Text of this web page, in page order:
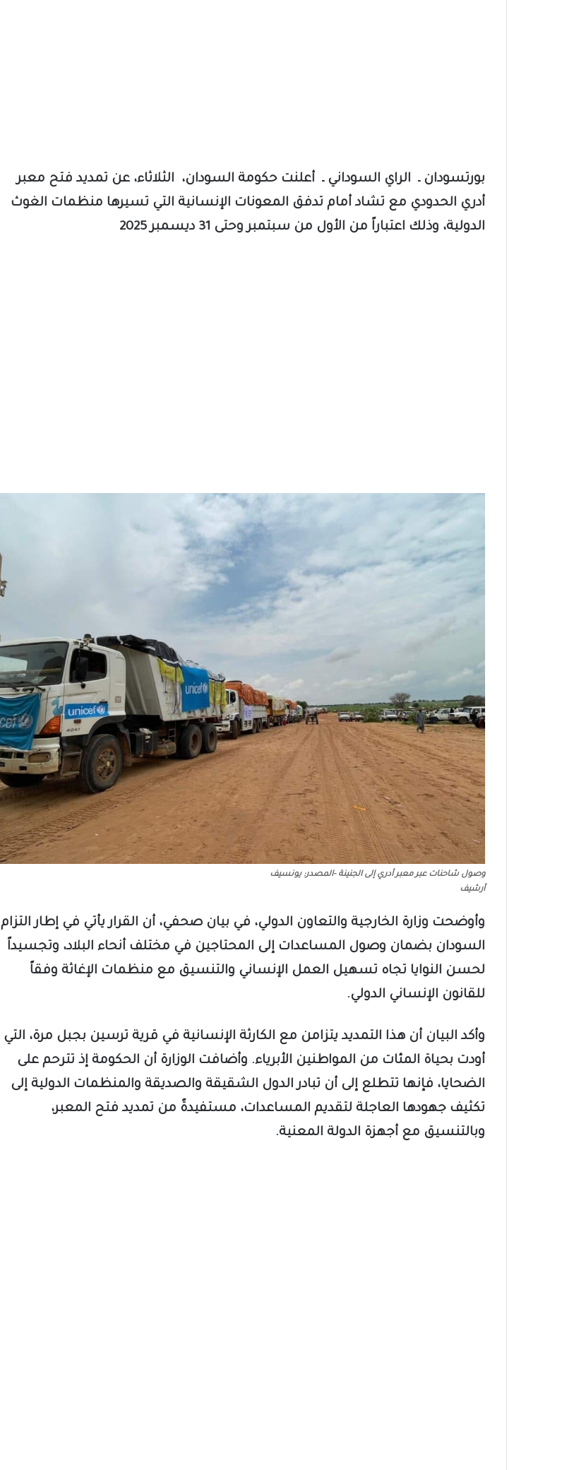
بورتسودان ـ الراي السوداني ـ أعلنت حكومة السودان، الثلاثاء، عن تمديد فتح معبر
أدري الحدودي مع تشاد أمام تدفق المعونات الإنسانية التي تسيرها منظمات الغوث
الدولية، وذلك اعتباراً من الأول من سبتمبر وحتى 31 ديسمبر 2025
وصول شاحنات عبر معبر أدري إلى الجنينة -المصدر: يونسيف
أرشيف
وأوضحت وزارة الخارجية والتعاون الدولي، في بيان صحفي، أن القرار يأتي في إطار التزام
السودان بضمان وصول المساعدات إلى المحتاجين في مختلف أنحاء البلاد، وتجسيداً
لحسن النوايا تجاه تسهيل العمل الإنساني والتنسيق مع منظمات الإغاثة وفقاً
للقانون الإنساني الدولي.
وأكد البيان أن هذا التمديد يتزامن مع الكارثة الإنسانية في قرية ترسين بجبل مرة، التي
أودت بحياة المئات من المواطنين الأبرياء. وأضافت الوزارة أن الحكومة إذ تترحم على
الضحايا، فإنها تتطلع إلى أن تبادر الدول الشقيقة والصديقة والمنظمات الدولية إلى
تكثيف جهودها العاجلة لتقديم المساعدات، مستفيدةً من تمديد فتح المعبر،
وبالتنسيق مع أجهزة الدولة المعنية.